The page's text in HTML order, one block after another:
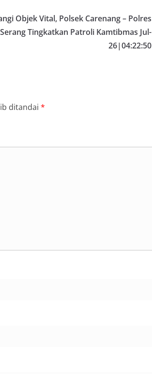
Objek Vital, Polsek Carenang – Polres
Serang Tingkatkan Patroli Kamtibmas Jul-
26|04:22:50
ditandai *